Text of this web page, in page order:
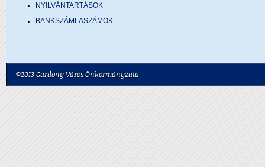
NYILVÁNTARTÁSOK
BANKSZÁMLASZÁMOK
©2013 Gárdony Város Önkormányzata